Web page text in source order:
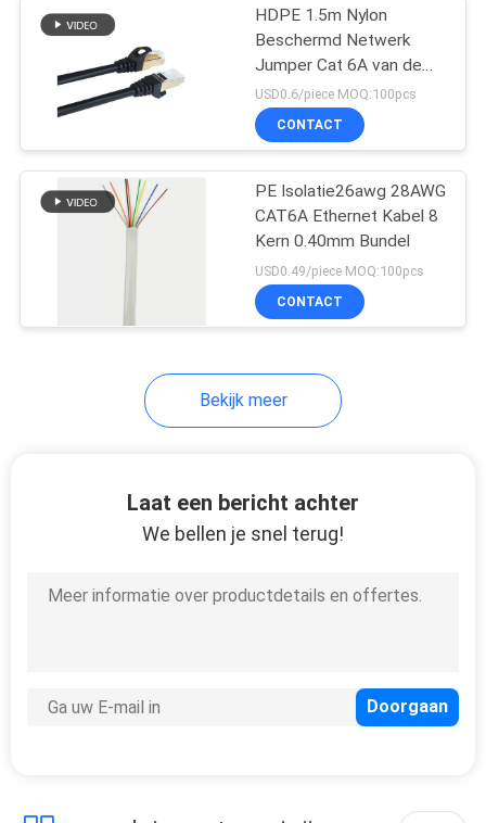
de kabel van cat5e
ethernet
de kabel van cat6a
Netwerkkabel
HDPE 1.5m Nylon
Beschermd Netwerk
Jumper Cat 6A van de
Netwerkkabel Dubbel
USD0.6/piece MOQ:100pcs
CONTACT
PE Isolatie26awg 28AWG
CAT6A Ethernet Kabel 8
Kern 0.40mm Bundel
USD0.49/piece MOQ:100pcs
CONTACT
Bekijk meer
Laat een bericht achter
We bellen je snel terug!